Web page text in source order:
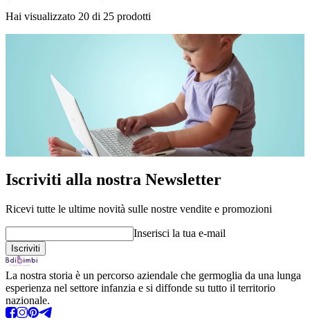
Hai visualizzato 20 di 25 prodotti
Iscriviti alla nostra Newsletter
Ricevi tutte le ultime novità sulle nostre vendite e promozioni
Inserisci la tua e-mail
La nostra storia è un percorso aziendale che germoglia da una lunga
esperienza nel settore infanzia e si diffonde su tutto il territorio
nazionale.